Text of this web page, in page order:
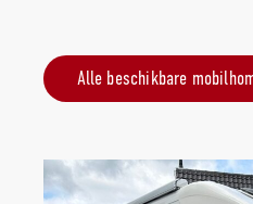
Alle beschikbare